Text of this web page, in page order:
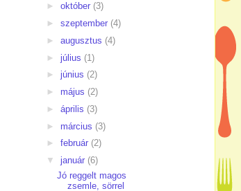
► október (3)
► szeptember (4)
► augusztus (4)
► július (1)
► június (2)
► május (2)
► április (3)
► március (3)
► február (2)
▼ január (6)
Jó reggelt magos
zsemle, sörrel